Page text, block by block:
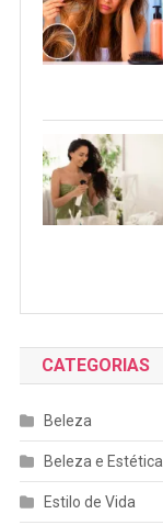
CATEGORIAS
Beleza
Beleza e Estética
Estilo de Vida